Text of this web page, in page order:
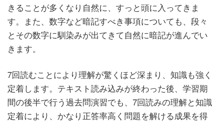
きることが多くなり自然に、すっと頭に入ってきま
す。また、数字など暗記すべき事項についても、段々
とその数字に馴染みが出てきて自然に暗記が進んでい
きます。
7回読むことにより理解が驚くほど深まり、知識も強く
定着します。テキスト読み込みが終わった後、学習期
間の後半で行う過去問演習でも、7回読みの理解と知識
定着により、かなり正答率高く問題を解ける成果を得